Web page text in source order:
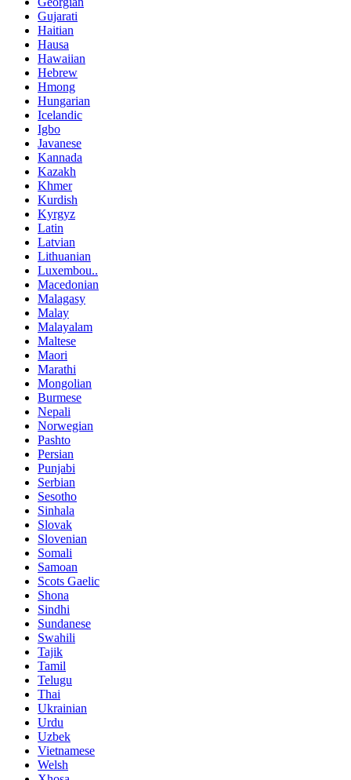
Gujarati
Haitian
Hausa
Hawaiian
Hebrew
Hmong
Hungarian
Icelandic
Igbo
Javanese
Kannada
Kazakh
Khmer
Kurdish
Kyrgyz
Latin
Latvian
Lithuanian
Luxembou..
Macedonian
Malagasy
Malay
Malayalam
Maltese
Maori
Marathi
Mongolian
Burmese
Nepali
Norwegian
Pashto
Persian
Punjabi
Serbian
Sesotho
Sinhala
Slovak
Slovenian
Somali
Samoan
Scots Gaelic
Shona
Sindhi
Sundanese
Swahili
Tajik
Tamil
Telugu
Thai
Ukrainian
Urdu
Uzbek
Vietnamese
Welsh